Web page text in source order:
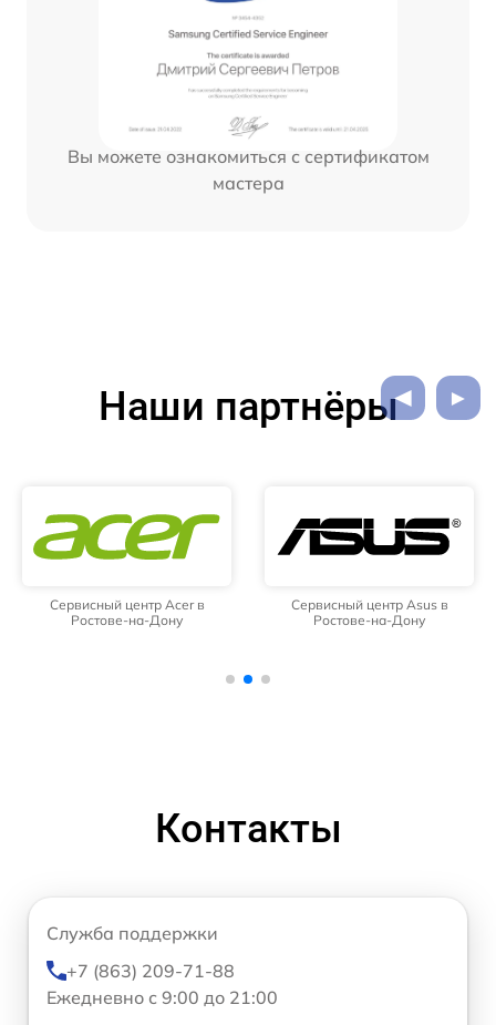
Вы можете ознакомиться с сертификатом
мастера
Наши партнёры
Сервисный центр Acer в
Ростове-на-Дону
Сервисный центр Asus в
Ростове-на-Дону
Контакты
Служба поддержки
+7 (863) 209-71-88
Ежедневно с 9:00 до 21:00